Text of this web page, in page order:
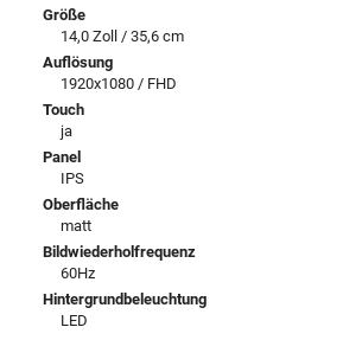
Größe
14,0 Zoll / 35,6 cm
Auflösung
1920x1080 / FHD
Touch
ja
Panel
IPS
Oberfläche
matt
Bildwiederholfrequenz
60Hz
Hintergrundbeleuchtung
LED